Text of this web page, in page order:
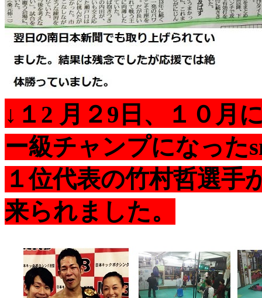
↓１2 月２9日、１０月
ー級チャンプになった
１位代表の竹村哲選手
来られました。